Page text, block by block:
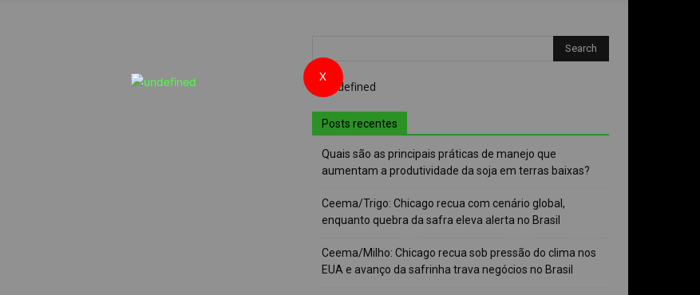
Posts recentes
Quais são as principais práticas de manejo que
aumentam a produtividade da soja em terras baixas?
Ceema/Trigo: Chicago recua com cenário global,
enquanto quebra da safra eleva alerta no Brasil
Ceema/Milho: Chicago recua sob pressão do clima nos
EUA e avanço da safrinha trava negócios no Brasil
X